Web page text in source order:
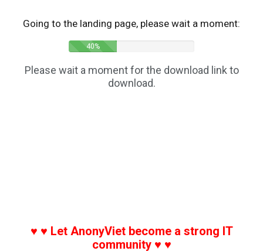
Going to the landing page, please wait a moment:
45%
Please wait a moment for the download link to
download.
♥ ♥ Let AnonyViet become a strong IT
community ♥ ♥